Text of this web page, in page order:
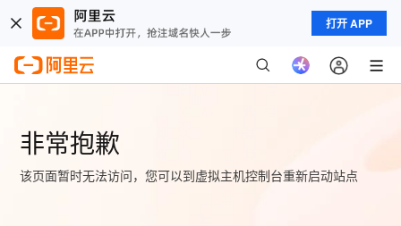
打开 APP
非常抱歉
该页面暂时无法访问，您可以到虚拟主机控制台重新启动站点